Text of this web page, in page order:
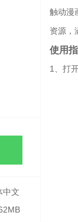
中文
触动漫
资源，
使用
1、打